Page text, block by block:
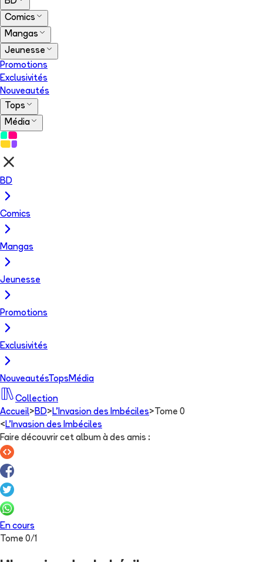
Comics
Mangas
Jeunesse
Promotions
Exclusivités
Nouveautés
Tops
Média
BD
Comics
Mangas
Jeunesse
Promotions
Exclusivités
NouveautésTops Média
Collection
Accueil> BD> L'Invasion des Imbéciles> Tome 0
< L'Invasion des Imbéciles
Faire découvrir cet album à des amis :
En cours
Tome 0/1